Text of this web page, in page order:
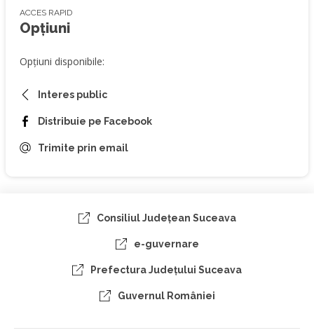
ACCES RAPID
Opțiuni
Opțiuni disponibile:
Interes public
Distribuie pe Facebook
Trimite prin email
Consiliul Judeţean Suceava
e-guvernare
Prefectura Judeţului Suceava
Guvernul României